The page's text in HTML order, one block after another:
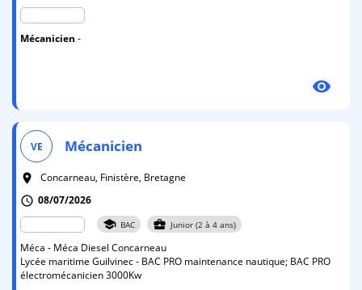
Mécanicien -
visibility
VE Mécanicien
room
Concarneau, Finistère, Bretagne
schedule 08/07/2026
school BAC business_center Junior (2 à 4 ans)
Méca - Méca Diesel Concarneau
Lycée maritime Guilvinec - BAC PRO maintenance nautique; BAC PRO
électromécanicien 3000Kw